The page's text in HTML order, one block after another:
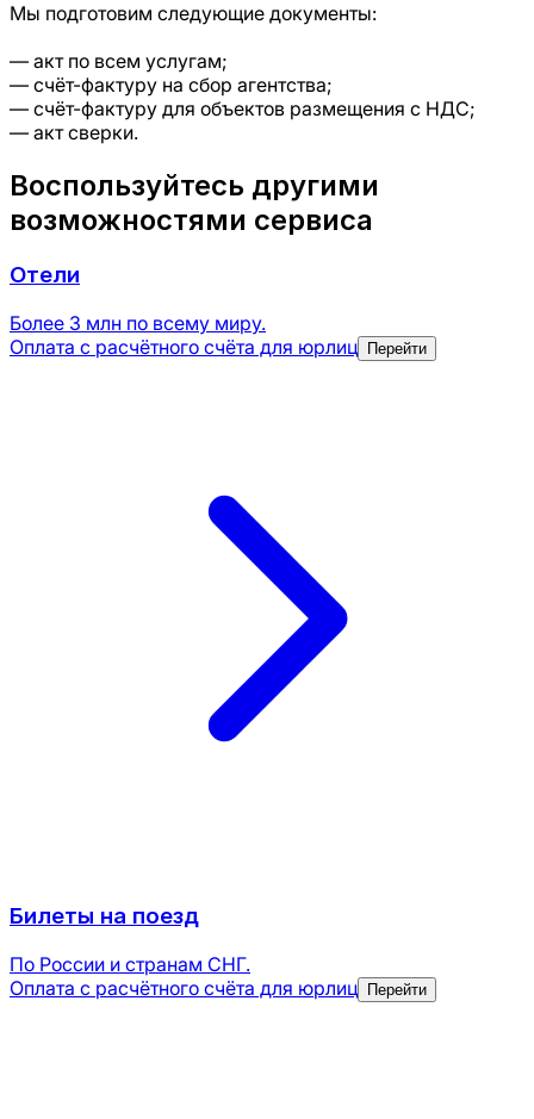
Мы подготовим следующие документы:
— акт по всем услугам;
— счёт-фактуру на сбор агентства;
— счёт-фактуру для объектов размещения с НДС;
— акт сверки.
Воспользуйтесь другими
возможностями сервиса
Отели
Более 3 млн по всему миру.
Оплата с расчётного счёта для юрлиц Перейти
Билеты на поезд
По России и странам СНГ.
Оплата с расчётного счёта для юрлиц
Перейти